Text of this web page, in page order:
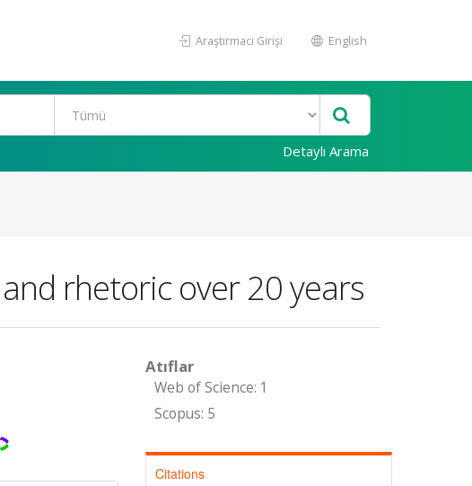
Araştırmacı Girişi English
Detaylı Arama
rhetoric over 20 years
Atıflar
Web of Science: 1
Scopus: 5
Citations